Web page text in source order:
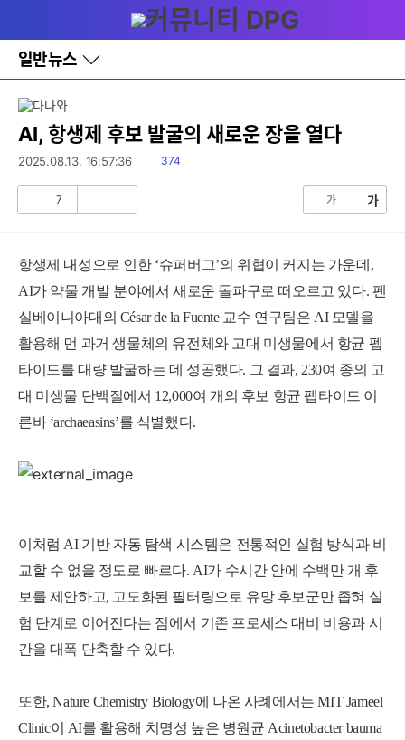
와
홈
일반뉴스
바
로
레
이
어
토
AI, 항생제 후보 발굴의 새로운 장을 열다
2025.08.13. 16:57:36
읽
374
7 가 가
항생제 내성으로 인한 ‘슈퍼버그’의 위협이 커지는 가운데,
AI가 약물 개발 분야에서 새로운 돌파구로 떠오르고 있다. 펜
실베이니아대의 César de la Fuente 교수 연구팀은 AI 모델을
활용해 먼 과거 생물체의 유전체와 고대 미생물에서 항균 펩
타이드를 대량 발굴하는 데 성공했다. 그 결과, 230여 종의 고
대 미생물 단백질에서 12,000여 개의 후보 항균 펩타이드 이
른바 ‘archaeasins’를 식별했다.
이처럼 AI 기반 자동 탐색 시스템은 전통적인 실험 방식과 비
교할 수 없을 정도로 빠르다. AI가 수시간 안에 수백만 개 후
보를 제안하고, 고도화된 필터링으로 유망 후보군만 좁혀 실
험 단계로 이어진다는 점에서 기존 프로세스 대비 비용과 시
간을 대폭 단축할 수 있다.
또한, Nature Chemistry Biology에 나온 사례에서는 MIT Jameel
Clinic이 AI를 활용해 치명성 높은 병원균 Acinetobacter bauma